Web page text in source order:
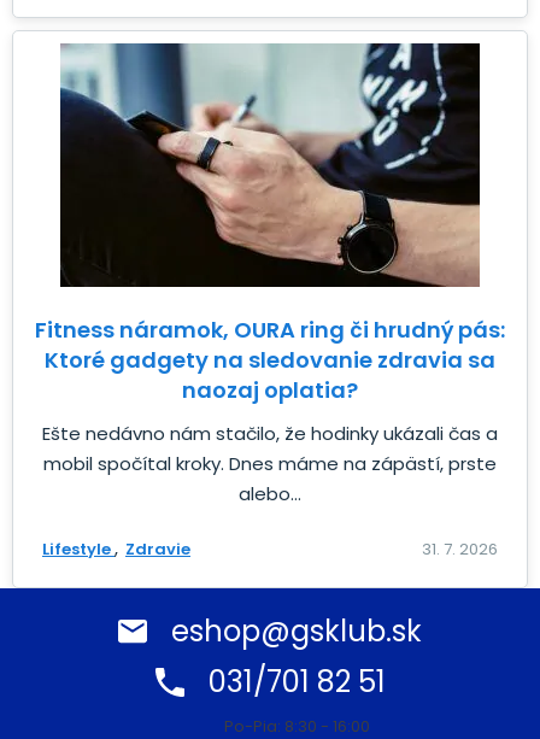
Fitness náramok, OURA ring či hrudný pás:
Ktoré gadgety na sledovanie zdravia sa
naozaj oplatia?
Ešte nedávno nám stačilo, že hodinky ukázali čas a
mobil spočítal kroky. Dnes máme na zápästí, prste
alebo...
Lifestyle Zdravie 31. 7. 2026
eshop@gsklub.sk
031/701 82 51
Po-Pia: 8:30 - 16:00